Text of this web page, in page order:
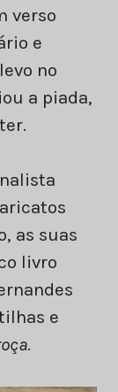
verso
e
no
a piada,
as suas
livro
e
.